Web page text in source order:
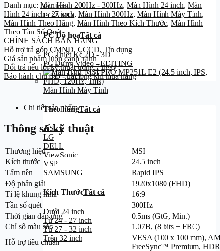
PC Intel
PC AMD
PC Đồ họaTất cả
PC Thiết Kế 2D - 3D
PC Dựng Video - EDITING
Màn Hình Máy Tính
Theo hãngTất cả
ASUS
LG
DELL
ViewSonic
VSP
SAMSUNG
Kích ThướcTất cả
Dưới 24 inch
Từ 24 - 27 inch
Từ 27 - 32 inch
Trên 32 inch
Danh mục: Màn Hình 200Hz - 300Hz, Màn Hình 24 inch, Màn
Hình 24 inch - 27 inch, Màn Hình 300Hz, Màn Hình Máy Tính,
Màn Hình Theo Hãng, Màn Hình Theo Kích Thước, Màn Hình
Theo Tần Số Quét
CHÍNH SÁCH BÁN HÀNG
Hỗ trợ trả góp CMND, CCCD, Tín dụng
Giá sản phẩm luôn cạnh tranh
Đổi trả nếu lỗi kỹ thuật trong 7 ngày
Bảo hành chu đáo - hài lòng khi mua hàng
Chi tiết sản phẩm
Thông số kỹ thuật
Thương hiệu
MSI
Kích thước
24.5 inch
Tấm nền
Rapid IPS
Độ phân giải
1920x1080 (FHD)
Tỉ lệ khung hình
16:9
Tần số quét
300Hz
Thời gian đáp ứng
0.5ms (GtG, Min.)
Chỉ số màu sắc
1.07B, (8 bits + FRC)
Hỗ trợ tiêu chuẩn
VESA (100 x 100 mm),
FreeSync™ Premium,